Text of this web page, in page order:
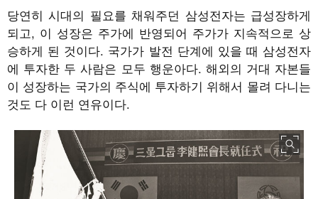
당연히 시대의 필요를 채워주던 삼성전자는 급성장하게
되고, 이 성장은 주가에 반영되어 주가가 지속적으로 상
승하게 된 것이다. 국가가 발전 단계에 있을 때 삼성전자
에 투자한 두 사람은 모두 행운아다. 해외의 거대 자본들
이 성장하는 국가의 주식에 투자하기 위해서 몰려 다니는
것도 다 이런 연유이다.